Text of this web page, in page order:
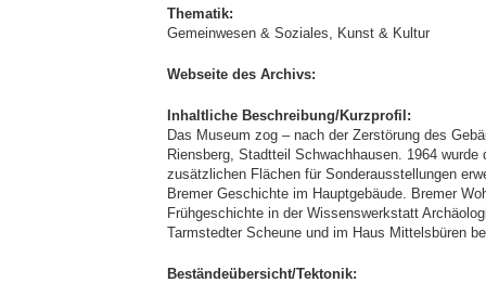
Thematik:
Gemeinwesen & Soziales, Kunst & Kultur
Webseite des Archivs:
Inhaltliche Beschreibung/Kurzprofil:
Das Museum zog – nach der Zerstörung des
Riensberg, Stadtteil Schwachhausen. 1964
zusätzlichen Flächen für Sonderausstellungen
Bremer Geschichte im Hauptgebäude. Bremer
Frühgeschichte in der Wissenswerkstatt
Tarmstedter Scheune und im Haus Mittelsbüren
Beständeübersicht/Tektonik: